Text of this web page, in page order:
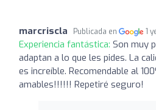
marcriscla Publicada en 1
Experiencia fantástica: Son muy
adaptan a lo que les pides. La
es increíble. Recomendable al
amables!!!!!! Repetiré seguro!